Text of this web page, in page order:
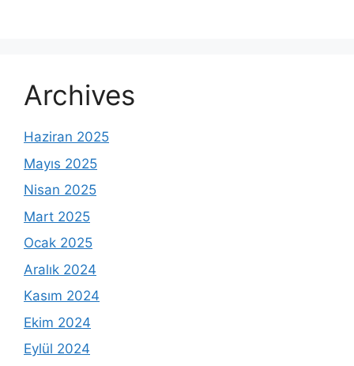
Archives
Haziran 2025
Mayıs 2025
Nisan 2025
Mart 2025
Ocak 2025
Aralık 2024
Kasım 2024
Ekim 2024
Eylül 2024